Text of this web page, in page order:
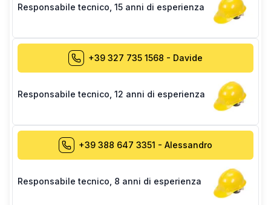
Responsabile tecnico 15 anni di esperienza
+39 327 735 1568 - Davide
Responsabile tecnico 12 anni di esperienza
+39 388 647 3351 - Alessandro
Responsabile tecnico 8 anni di esperienza